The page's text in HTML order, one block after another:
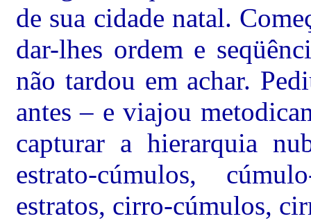
de sua cidade natal.
dar-lhes ordem e
não tardou em achar.
antes – e viajou
capturar a hierarquia
estrato-cúmulos,
estratos, cirro-cúmulos,